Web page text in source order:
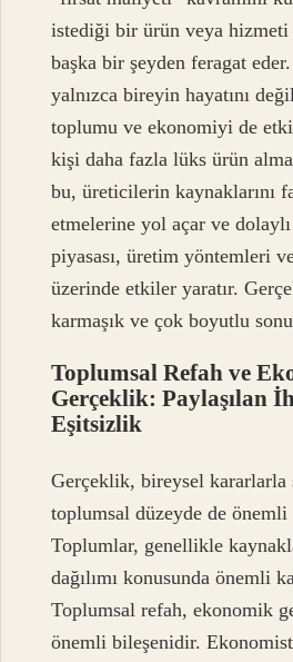
istediği bir ürün veya hizmeti
başka bir şeyden feragat
yalnızca bireyin hayatını
toplumu ve ekonomiyi de
kişi daha fazla lüks ürün
bu, üreticilerin kaynaklarını
etmelerine yol açar ve
piyasası, üretim yöntemleri
üzerinde etkiler yaratır.
karmaşık ve çok boyutlu
Toplumsal Refah ve
Gerçeklik: Paylaşılan
Eşitsizlik
Gerçeklik, bireysel kararlarla
toplumsal düzeyde de önemli
Toplumlar, genellikle
dağılımı konusunda önemli
Toplumsal refah, ekonomik
önemli bileşenidir.